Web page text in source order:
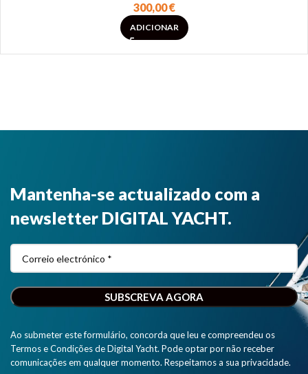
300,00€
ADICIONAR
Mantenha-se actualizado com a
newsletter DIGITAL YACHT.
Ao submeter este formulário, concorda que leu e compreendeu os
Termos e Condições de Digital Yacht. Pode optar por não receber
comunicações em qualquer momento. Respeitamos a sua privacidade.